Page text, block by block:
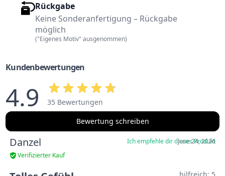
Rückgabe
Keine Sonderanfertigung – Rückgabe
möglich
("Eigenes Motiv" ausgenommen)
Kundenbewertungen
4.9
35 Bewertungen
Bewertung schreiben
Danzel
Verifizierter Kauf
June 24, 2026
Ich empfehle dir dieses Produkt